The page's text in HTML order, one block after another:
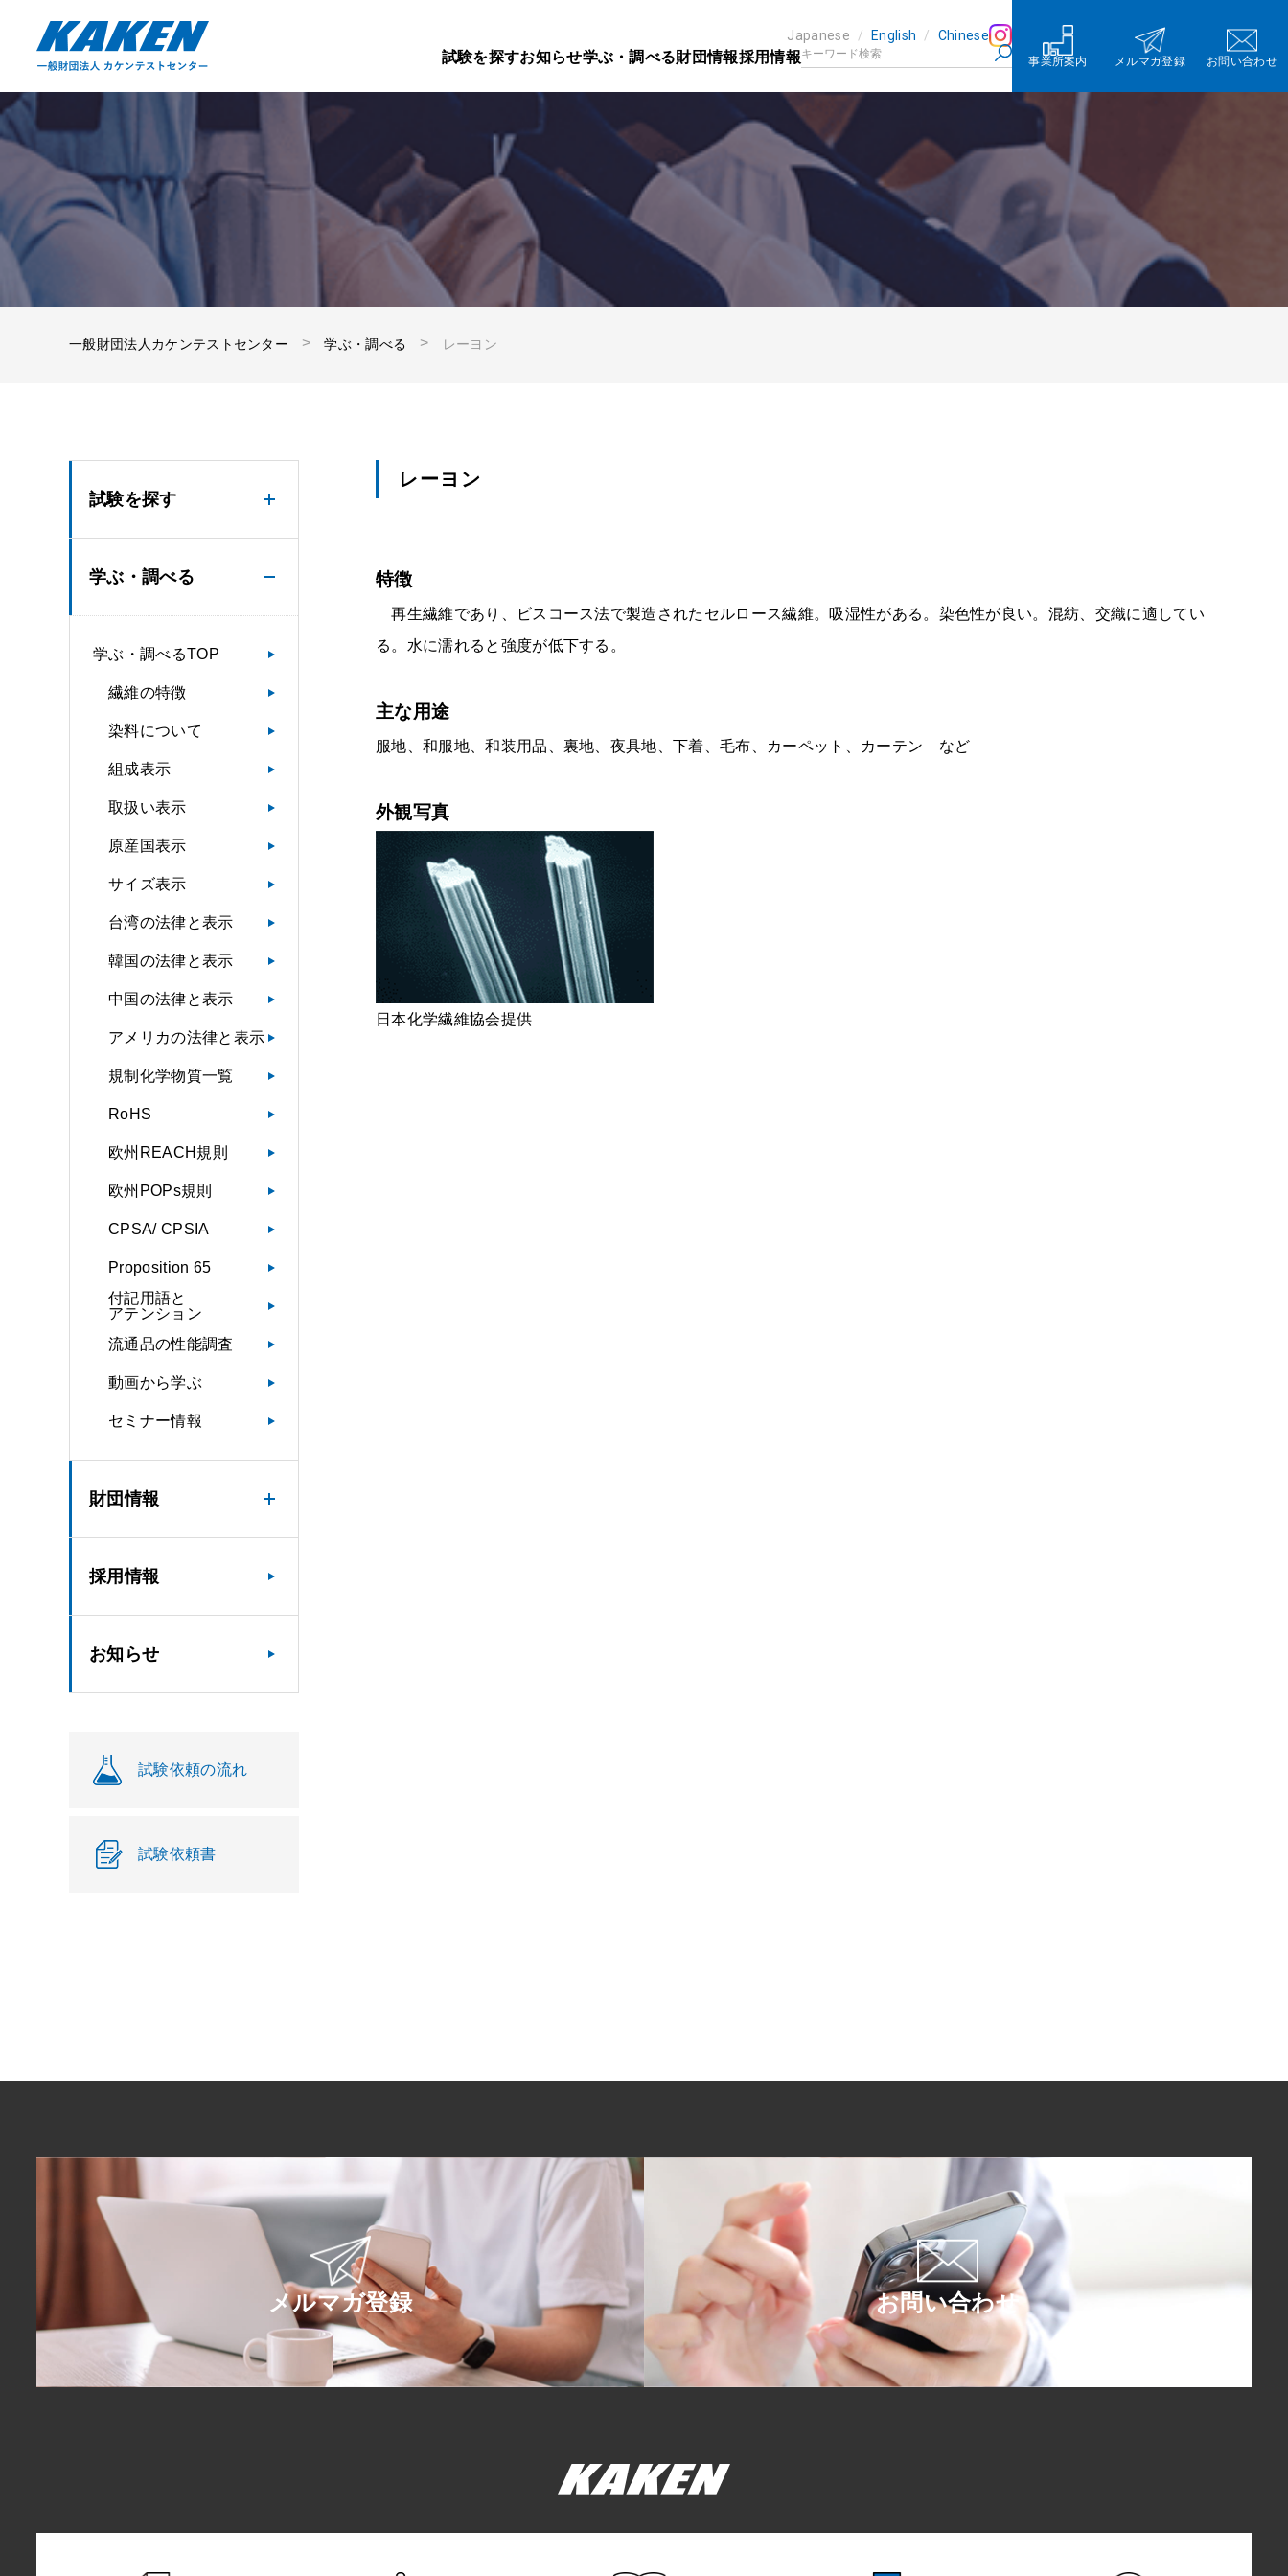
Japanese English Chinese
試験を探すお知らせ学ぶ・調べる財団情報採用情報 事業所案内 メルマガ登録 お問い合わせ
一般財団法人カケンテストセンター 学ぶ・調べる レーヨン
試験を探す
学ぶ・調べる
学ぶ・調べるTOP
繊維の特徴
染料について
組成表示
取扱い表示
原産国表示
サイズ表示
台湾の法律と表示
韓国の法律と表示
中国の法律と表示
アメリカの法律と表示
規制化学物質一覧
RoHS
欧州REACH規則
欧州POPs規則
CPSA/ CPSIA
Proposition 65
付記用語と
アテンション
流通品の性能調査
動画から学ぶ
セミナー情報
財団情報
採用情報
お知らせ
試験依頼の流れ
試験依頼書
レーヨン
特徴
再生繊維であり、ビスコース法で製造されたセルロース繊維。吸湿性がある。染色性が良い。混紡、交織に適してい
る。水に濡れると強度が低下する。
主な用途
服地、和服地、和装用品、裏地、夜具地、下着、毛布、カーペット、カーテン など
外観写真
日本化学繊維協会提供
メルマガ登録 お問い合わせ